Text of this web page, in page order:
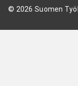
© 2026 Suomen